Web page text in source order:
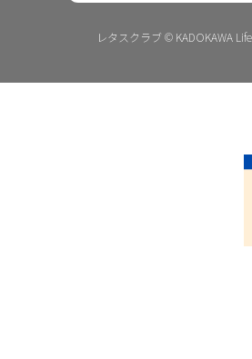
レタスクラブ © KADOKAWA